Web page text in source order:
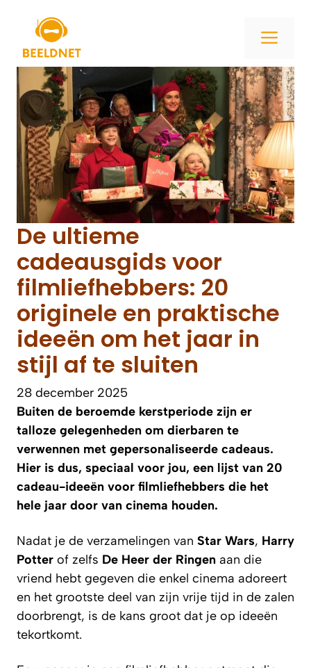
inhoud
De ultieme
cadeausgids voor
filmliefhebbers: 20
originele en praktische
ideeën om het jaar in
stijl af te sluiten
28 december 2025
Buiten de beroemde kerstperiode zijn er
talloze gelegenheden om dierbaren te
verwennen met gepersonaliseerde cadeaus.
Hier is dus, speciaal voor jou, een lijst van 20
cadeau-ideeën voor filmliefhebbers die het
hele jaar door van cinema houden.
Nadat je de verzamelingen van Star Wars, Harry
Potter of zelfs De Heer der Ringen aan die
vriend hebt gegeven die enkel cinema adoreert
en het grootste deel van zijn vrije tijd in de zalen
doorbrengt, is de kans groot dat je op ideeën
tekortkomt.